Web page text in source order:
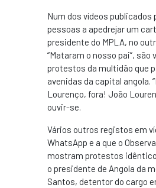
Num dos vídeos publicados
pessoas a apedrejar um
presidente do MPLA, no
“Mataram o nosso pai”, são
protestos da multidão que
avenidas da capital angola.
Lourenço, fora! João
ouvir-se.
Vários outros registos em
WhatsApp e a que o
mostram protestos
o presidente de Angola da
Santos, detentor do cargo